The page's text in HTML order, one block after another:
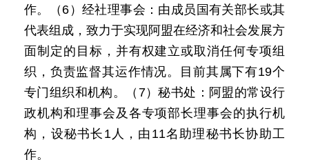
作。（6）经社理事会：由成员国有关部长或其
代表组成，致力于实现阿盟在经济和社会发展方
面制定的目标，并有权建立或取消任何专项组
织，负责监督其运作情况。目前其属下有19个
专门组织和机构。（7）秘书处：阿盟的常设行
政机构和理事会及各专项部长理事会的执行机
构，设秘书长1人，由11名助理秘书长协助工
作。